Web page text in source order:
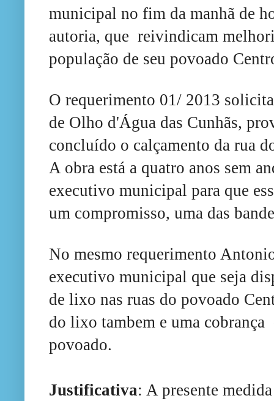
municipal no fim da manhã de
autoria, que reivindicam
população de seu povoado
O requerimento 01/ 2013
de Olho d'Água das Cunhãs,
concluído o calçamento da rua
A obra está a quatro anos sem
executivo municipal para que
um compromisso, uma das
No mesmo requerimento
executivo municipal que seja
de lixo nas ruas do povoado
do lixo tambem e uma cobrança
povoado.
Justificativa: A presente